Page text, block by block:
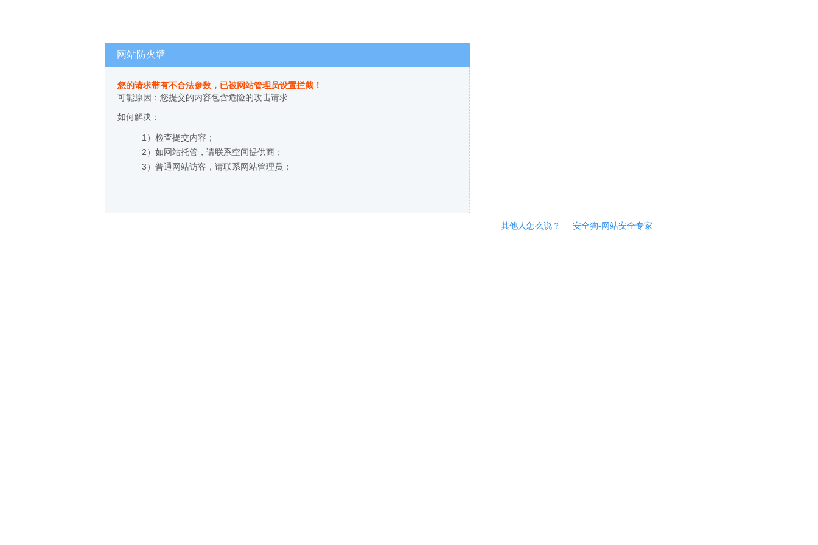
网站防火墙
您的请求带有不合法参数，已被网站管理员设置拦截！
可能原因：您提交的内容包含危险的攻击请求
如何解决：
1）检查提交内容；
2）如网站托管，请联系空间提供商；
3）普通网站访客，请联系网站管理员；
其他人怎么说？ 安全狗-网站安全专家